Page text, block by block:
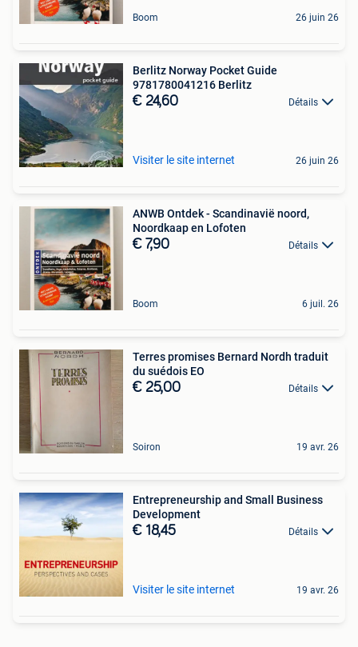
Boom 26 juin 26
Berlitz Norway Pocket Guide
9781780041216 Berlitz
€ 24,60 Détails
Visiter le site internet 26 juin 26
ANWB Ontdek - Scandinavië noord,
Noordkaap en Lofoten
€ 7,90 Détails
Boom 6 juil. 26
Terres promises Bernard Nordh traduit
du suédois EO
€ 25,00 Détails
Soiron 19 avr. 26
Entrepreneurship and Small Business
Development
€ 18,45 Détails
Visiter le site internet 19 avr. 26